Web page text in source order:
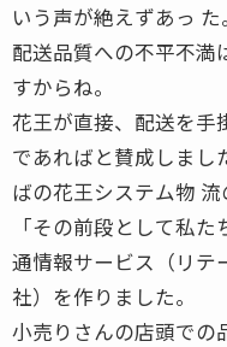
いう声が絶えずあっ た。
配送品質への不平不満
すからね。
花王が直接、配送を手
であればと賛成しまし
ばの花王システム物 流
「その前段として私
通情報サービス（リテ
社）を作りました。
小売りさんの店頭での